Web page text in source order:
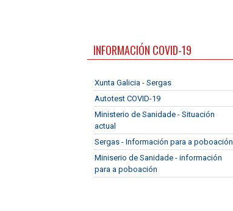
INFORMACIÓN COVID-19
Xunta Galicia - Sergas
Autotest COVID-19
Ministerio de Sanidade - Situación
actual
Sergas - Información para a poboación
Miniserio de Sanidade - información
para a poboación